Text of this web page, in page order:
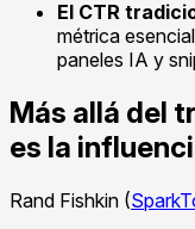
El CTR
métrica
paneles IA y
Más allá del
es la
Rand Fishkin (